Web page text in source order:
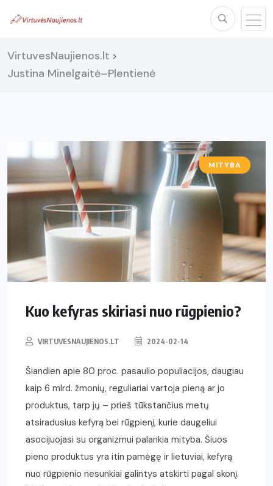
VirtuvesNaujienos.lt >
Justina Minelgaitė–Plentienė
MITYBA
Kuo kefyras skiriasi nuo rūgpienio?
VIRTUVESNAUJIENOS.LT 2024-02-14
Šiandien apie 80 proc. pasaulio populiacijos, daugiau
kaip 6 mlrd. žmonių, reguliariai vartoja pieną ar jo
produktus, tarp jų – prieš tūkstančius metų
atsiradusius kefyrą bei rūgpienį, kurie daugeliui
asocijuojasi su organizmui palankia mityba. Šiuos
pieno produktus yra itin pamėgę ir lietuviai, kefyrą
nuo rūgpienio nesunkiai galintys atskirti pagal skonį.